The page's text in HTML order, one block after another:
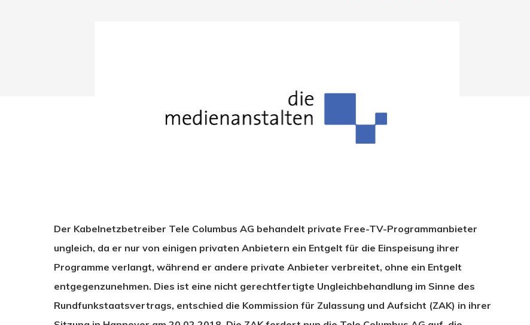
Der Kabelnetzbetreiber Tele Columbus AG behandelt private Free-TV-Programmanbieter
ungleich, da er nur von einigen privaten Anbietern ein Entgelt für die Einspeisung ihrer
Programme verlangt, während er andere private Anbieter verbreitet, ohne ein Entgelt
entgegenzunehmen. Dies ist eine nicht gerechtfertigte Ungleichbehandlung im Sinne des
Rundfunkstaatsvertrags, entschied die Kommission für Zulassung und Aufsicht (ZAK) in ihrer